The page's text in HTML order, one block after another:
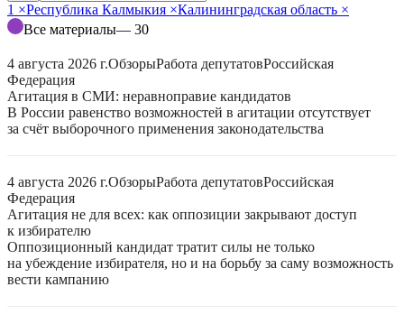
1 ×Республика Калмыкия ×Калининградская область ×
Все материалы— 30
4 августа 2026 г.ОбзорыРабота депутатовРоссийская
Федерация
Агитация в СМИ: неравноправие кандидатов
В России равенство возможностей в агитации отсутствует
за счёт выборочного применения законодательства
4 августа 2026 г.ОбзорыРабота депутатовРоссийская
Федерация
Агитация не для всех: как оппозиции закрывают доступ
к избирателю
Оппозиционный кандидат тратит силы не только
на убеждение избирателя, но и на борьбу за саму возможность
вести кампанию